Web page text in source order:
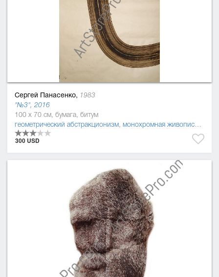
Сергей Панасенко, 1983
"№3", 2016
100 x 70 см, бумага, битум
геометрический абстракционизм, монохромная живопись ,
300 USD